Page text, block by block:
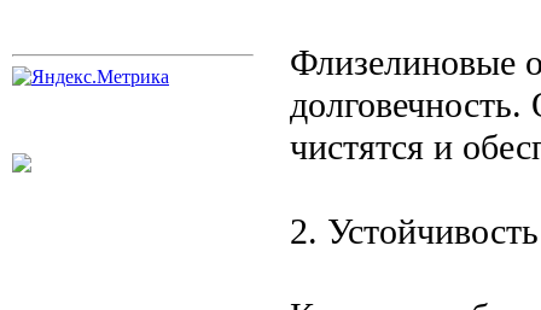
Флизелиновые
чистятся и
2.